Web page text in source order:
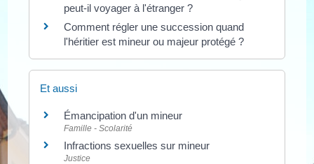
peut-il voyager à l'étranger ?
Comment régler une succession quand
l'héritier est mineur ou majeur protégé ?
Et aussi
Émancipation d'un mineur
Famille - Scolarité
Infractions sexuelles sur mineur
Justice